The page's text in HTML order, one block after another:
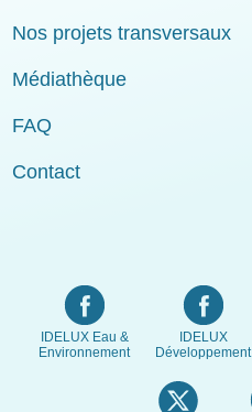
Nos projets transversaux
Médiathèque
FAQ
Contact
IDELUX Eau &
Environnement
IDELUX
Développement